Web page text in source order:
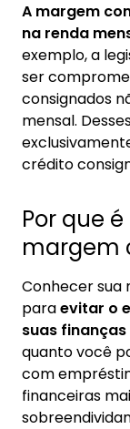
A margem
na renda
exemplo, a
ser
consignados
mensal.
crédito
Por que
margem
Conhecer sua
paraevitar o
suas
quanto você
com
financeiras